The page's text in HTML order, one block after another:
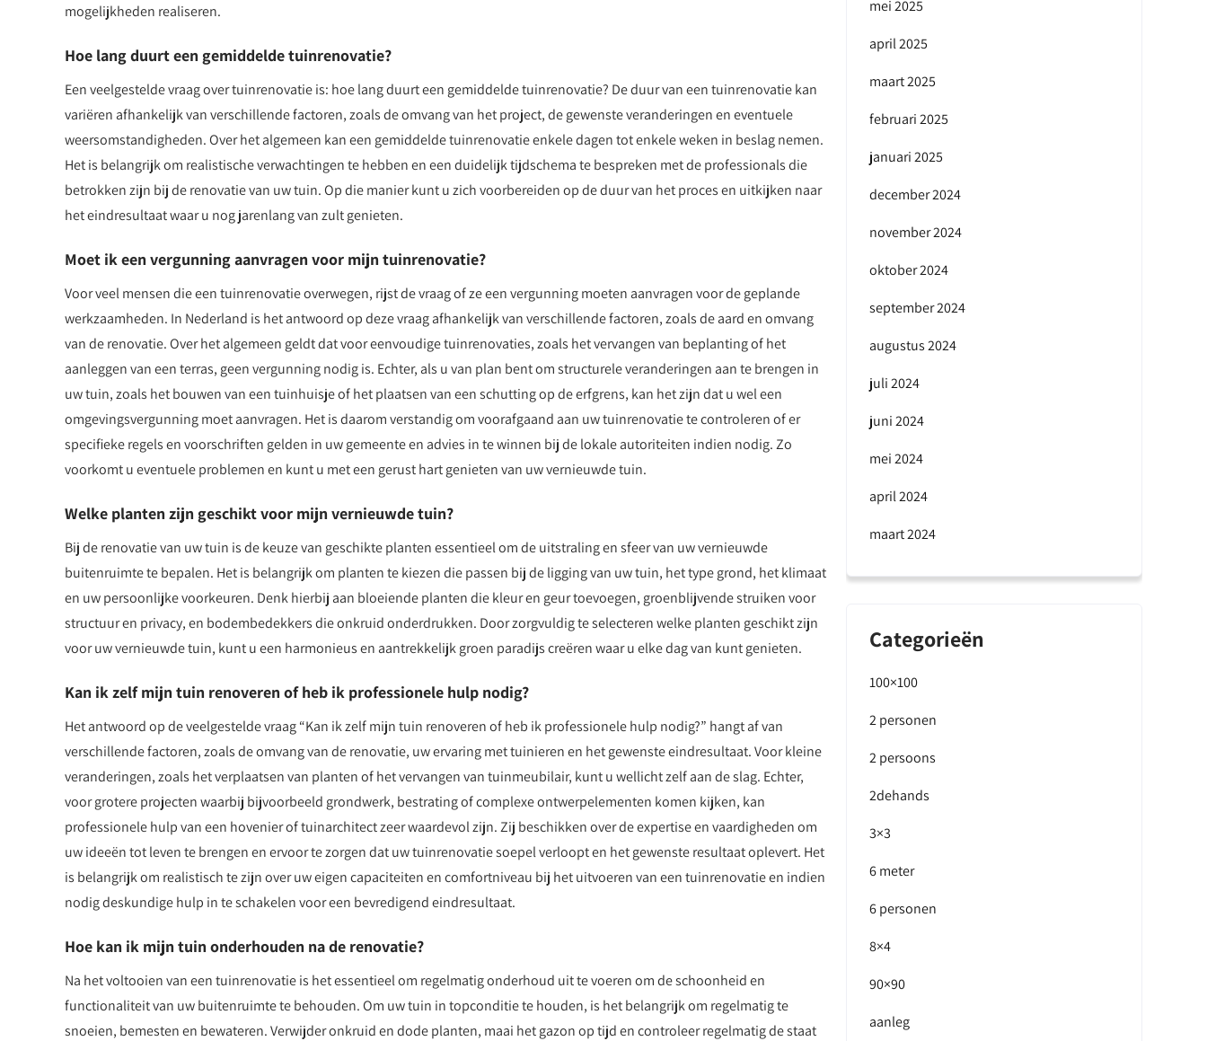
mogelijkheden realiseren.
Hoe lang duurt een gemiddelde tuinrenovatie?
Een veelgestelde vraag over tuinrenovatie is: hoe lang duurt een gemiddelde tuinrenovatie? De duur van een tuinrenovatie kan
variëren afhankelijk van verschillende factoren, zoals de omvang van het project, de gewenste veranderingen en eventuele
weersomstandigheden. Over het algemeen kan een gemiddelde tuinrenovatie enkele dagen tot enkele weken in beslag nemen.
Het is belangrijk om realistische verwachtingen te hebben en een duidelijk tijdschema te bespreken met de professionals die
betrokken zijn bij de renovatie van uw tuin. Op die manier kunt u zich voorbereiden op de duur van het proces en uitkijken naar
het eindresultaat waar u nog jarenlang van zult genieten.
Moet ik een vergunning aanvragen voor mijn tuinrenovatie?
Voor veel mensen die een tuinrenovatie overwegen, rijst de vraag of ze een vergunning moeten aanvragen voor de geplande
werkzaamheden. In Nederland is het antwoord op deze vraag afhankelijk van verschillende factoren, zoals de aard en omvang
van de renovatie. Over het algemeen geldt dat voor eenvoudige tuinrenovaties, zoals het vervangen van beplanting of het
aanleggen van een terras, geen vergunning nodig is. Echter, als u van plan bent om structurele veranderingen aan te brengen in
uw tuin, zoals het bouwen van een tuinhuisje of het plaatsen van een schutting op de erfgrens, kan het zijn dat u wel een
omgevingsvergunning moet aanvragen. Het is daarom verstandig om voorafgaand aan uw tuinrenovatie te controleren of er
specifieke regels en voorschriften gelden in uw gemeente en advies in te winnen bij de lokale autoriteiten indien nodig. Zo
voorkomt u eventuele problemen en kunt u met een gerust hart genieten van uw vernieuwde tuin.
Welke planten zijn geschikt voor mijn vernieuwde tuin?
Bij de renovatie van uw tuin is de keuze van geschikte planten essentieel om de uitstraling en sfeer van uw vernieuwde
buitenruimte te bepalen. Het is belangrijk om planten te kiezen die passen bij de ligging van uw tuin, het type grond, het klimaat
en uw persoonlijke voorkeuren. Denk hierbij aan bloeiende planten die kleur en geur toevoegen, groenblijvende struiken voor
structuur en privacy, en bodembedekkers die onkruid onderdrukken. Door zorgvuldig te selecteren welke planten geschikt zijn
voor uw vernieuwde tuin, kunt u een harmonieus en aantrekkelijk groen paradijs creëren waar u elke dag van kunt genieten.
Kan ik zelf mijn tuin renoveren of heb ik professionele hulp nodig?
Het antwoord op de veelgestelde vraag “Kan ik zelf mijn tuin renoveren of heb ik professionele hulp nodig?” hangt af van
verschillende factoren, zoals de omvang van de renovatie, uw ervaring met tuinieren en het gewenste eindresultaat. Voor kleine
veranderingen, zoals het verplaatsen van planten of het vervangen van tuinmeubilair, kunt u wellicht zelf aan de slag. Echter,
voor grotere projecten waarbij bijvoorbeeld grondwerk, bestrating of complexe ontwerpelementen komen kijken, kan
professionele hulp van een hovenier of tuinarchitect zeer waardevol zijn. Zij beschikken over de expertise en vaardigheden om
uw ideeën tot leven te brengen en ervoor te zorgen dat uw tuinrenovatie soepel verloopt en het gewenste resultaat oplevert. Het
is belangrijk om realistisch te zijn over uw eigen capaciteiten en comfortniveau bij het uitvoeren van een tuinrenovatie en indien
nodig deskundige hulp in te schakelen voor een bevredigend eindresultaat.
Hoe kan ik mijn tuin onderhouden na de renovatie?
Na het voltooien van een tuinrenovatie is het essentieel om regelmatig onderhoud uit te voeren om de schoonheid en
functionaliteit van uw buitenruimte te behouden. Om uw tuin in topconditie te houden, is het belangrijk om regelmatig te
snoeien, bemesten en bewateren. Verwijder onkruid en dode planten, maai het gazon op tijd en controleer regelmatig de staat
mei 2025
april 2025
maart 2025
februari 2025
januari 2025
december 2024
november 2024
oktober 2024
september 2024
augustus 2024
juli 2024
juni 2024
mei 2024
april 2024
maart 2024
Categorieën
100×100
2 personen
2 persoons
2dehands
3×3
6 meter
6 personen
8×4
90×90
aanleg